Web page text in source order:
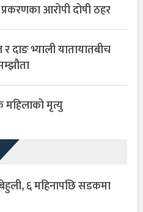
आरोपी दोषी ठहर
दाङ भ्याली यातायातबीच
मृत्यु
६ महिनापछि सडकमा